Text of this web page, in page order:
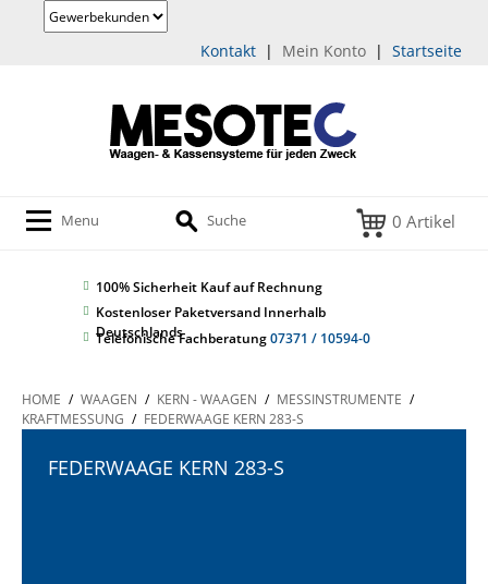
Startseite
|
Mein Konto
|
Kontakt
Menu Suche 0 Artikel
100% Sicherheit Kauf auf Rechnung
Kostenloser Paketversand Innerhalb
Deutschlands
Telefonische Fachberatung07371 / 10594-0
HOME / WAAGEN / KERN - WAAGEN / MESSINSTRUMENTE /
KRAFTMESSUNG / FEDERWAAGE KERN 283-S
FEDERWAAGE KERN 283-S